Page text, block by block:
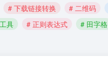
# 下载链接转换 # 二维码
具 # 正则表达式 # 田字格